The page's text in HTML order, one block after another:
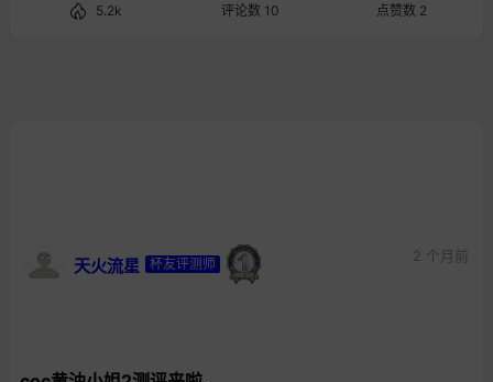
5.2k 评论数 10 点赞数 2
天火流星 杯友评测师 2 个月前